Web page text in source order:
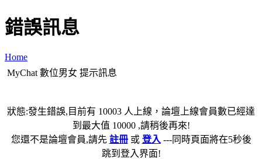
錯誤訊息
Home
MyChat 數位男女 提示訊息
狀態:發生錯誤,目前有 10003 人上線，論壇上線會員數已經達
到最大值 10000 ,請稍後再來!
您還不是論壇會員,請先 註冊或 登入 ---同時頁面將在5秒後
跳到登入界面!